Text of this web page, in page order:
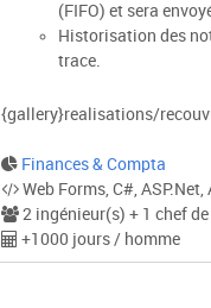
(FIFO) et sera
Historisation des
trace.
{gallery}realisations/
Finances & Compta
Web Forms, C#,
2 ingénieur(s) + 1 chef
+1000 jours / homme